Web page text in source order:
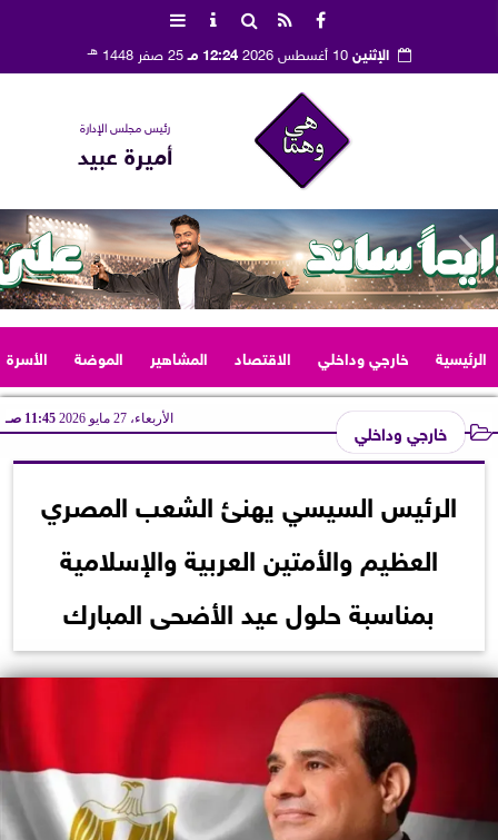
الإثنين10 أغسطس 2026 12:24 مـ 25 صفر 1448 هـ
رئيس مجلس الإدارة
أميرة عبيد
الرئيسية خارجي وداخلي الاقتصاد المشاهير الموضة الأسرة
خارجي وداخلي الأربعاء، 27 مايو 2026 11:45 صـ
الرئيس السيسي يهنئ الشعب المصري
العظيم والأمتين العربية والإسلامية
بمناسبة حلول عيد الأضحى المبارك